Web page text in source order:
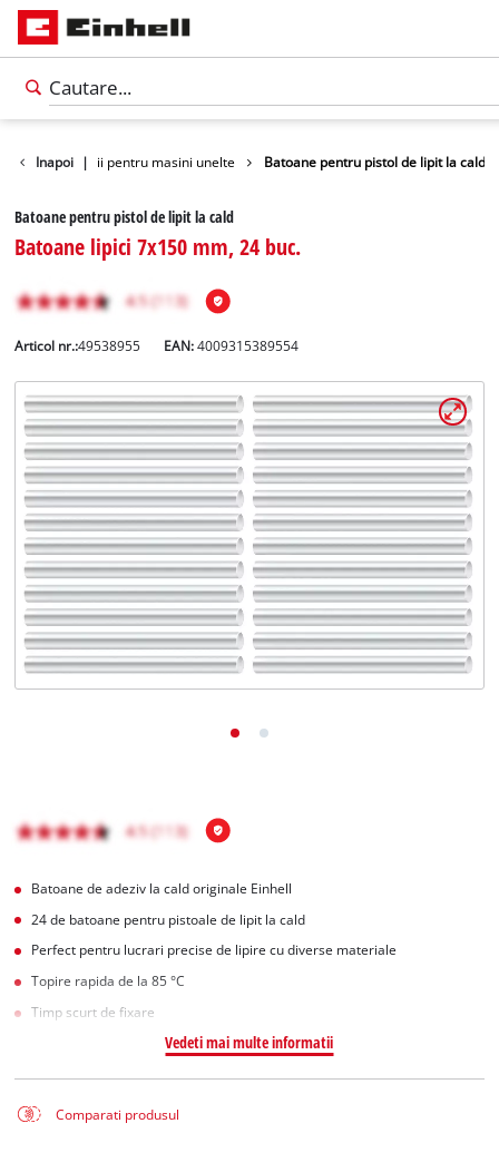
Română
RORomână
English
Inapoi |
Accesorii pentru masini unelte Batoane pentru pistol de lipit la cald
Batoane pentru pistol de lipit la cald
Batoane lipici 7x150 mm, 24 buc.
Articol nr.:49538955 EAN:4009315389554
Batoane de adeziv la cald originale Einhell
24 de batoane pentru pistoale de lipit la cald
Perfect pentru lucrari precise de lipire cu diverse materiale
Topire rapida de la 85 °C
Timp scurt de fixare
Vedeti mai multe informatii
Comparati produsul